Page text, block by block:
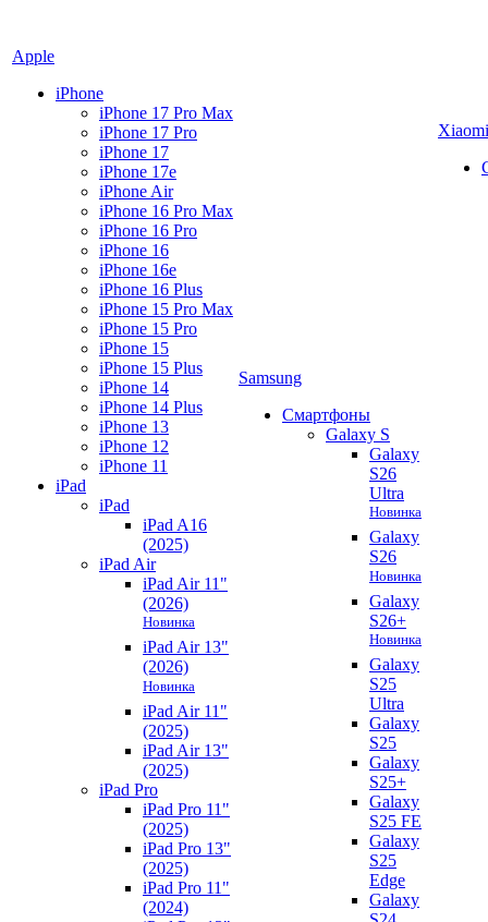
Apple
iPhone
iPhone 17 Pro Max
iPhone 17 Pro
iPhone 17
iPhone 17e
iPhone Air
iPhone 16 Pro Max
iPhone 16 Pro
iPhone 16
iPhone 16e
iPhone 16 Plus
iPhone 15 Pro Max
iPhone 15 Pro
iPhone 15
iPhone 15 Plus
iPhone 14
iPhone 14 Plus
iPhone 13
iPhone 12
iPhone 11
iPad
iPad
iPad A16
(2025)
iPad Air
iPad Air 11"
(2026)
Новинка
iPad Air 13"
(2026)
Новинка
iPad Air 11"
(2025)
iPad Air 13"
(2025)
iPad Pro
iPad Pro 11"
(2025)
iPad Pro 13"
(2025)
iPad Pro 11"
(2024)
Samsung
Смартфоны
Galaxy S
Galaxy
S26
Ultra
Новинка
Galaxy
S26
Новинка
Galaxy
S26+
Новинка
Galaxy
S25
Ultra
Galaxy
S25
Galaxy
S25+
Galaxy
S25 FE
Galaxy
S25
Edge
Galaxy
Xiaomi